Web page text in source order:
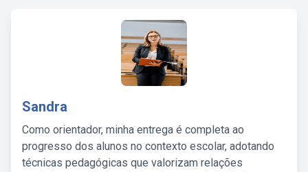
Sandra
Como orientador, minha entrega é completa ao
progresso dos alunos no contexto escolar, adotando
técnicas pedagógicas que valorizam relações